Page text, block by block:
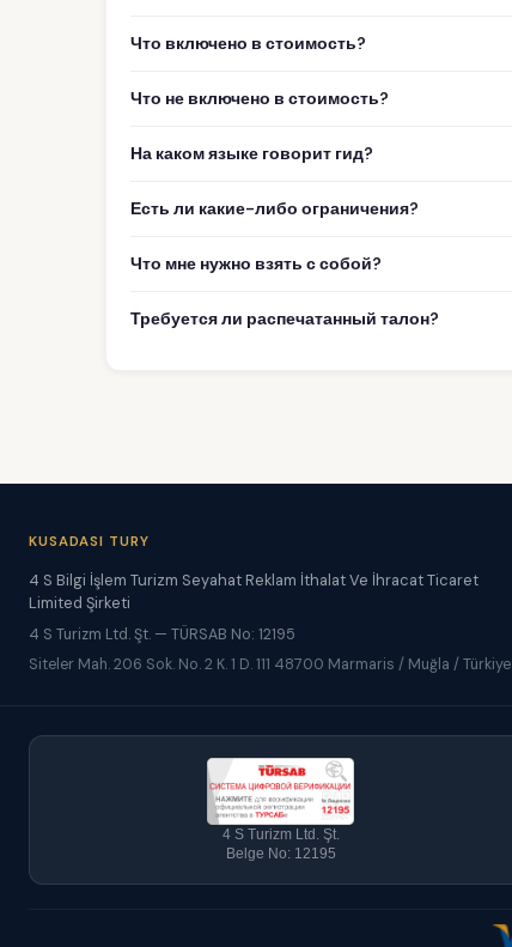
Что включено в стоимость?
Что не включено в стоимость?
На каком языке говорит гид?
Есть ли какие-либо ограничения?
Что мне нужно взять с собой?
Требуется ли распечатанный талон?
KUSADASI TURY
4 S Bilgi İşlem Turizm Seyahat Reklam İthalat Ve İhracat Ticaret
Limited Şirketi
4 S Turizm Ltd. Şt. — TÜRSAB No: 12195
Siteler Mah. 206 Sok. No. 2 K. 1 D. 111 48700 Marmaris / Muğla / Türkiye
4 S Turizm Ltd. Şt.
Belge No: 12195